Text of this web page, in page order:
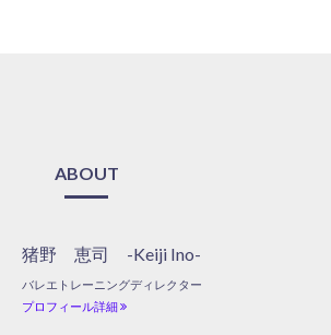
ABOUT
猪野 恵司 -Keiji Ino-
バレエトレーニングディレクター
プロフィール詳細